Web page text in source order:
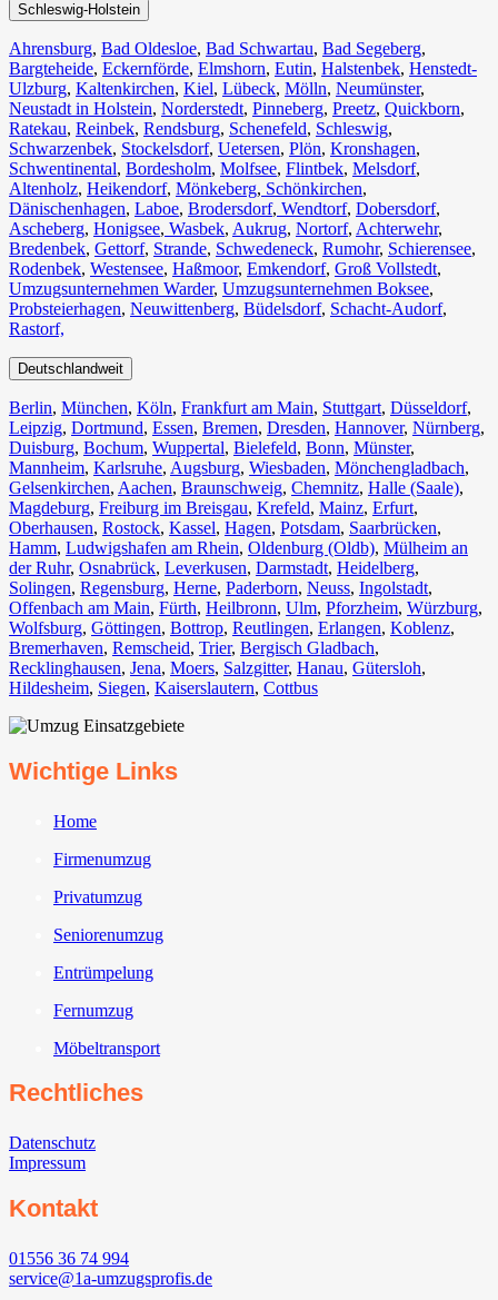
Schleswig-Holstein
Ahrensburg, Bad Oldesloe, Bad Schwartau, Bad Segeberg,
Bargteheide, Eckernförde, Elmshorn, Eutin, Halstenbek, Henstedt-
Ulzburg, Kaltenkirchen, Kiel, Lübeck, Mölln, Neumünster,
Neustadt in Holstein, Norderstedt, Pinneberg, Preetz, Quickborn,
Ratekau, Reinbek, Rendsburg, Schenefeld, Schleswig,
Schwarzenbek, Stockelsdorf, Uetersen, Plön, Kronshagen,
Schwentinental, Bordesholm, Molfsee, Flintbek, Melsdorf,
Altenholz, Heikendorf, Mönkeberg, Schönkirchen,
Dänischenhagen, Laboe, Brodersdorf, Wendtorf, Dobersdorf,
Ascheberg, Honigsee, Wasbek, Aukrug, Nortorf, Achterwehr,
Bredenbek, Gettorf, Strande, Schwedeneck, Rumohr, Schierensee,
Rodenbek, Westensee, Haßmoor, Emkendorf, Groß Vollstedt,
Umzugsunternehmen Warder, Umzugsunternehmen Boksee,
Probsteierhagen, Neuwittenberg, Büdelsdorf, Schacht-Audorf,
Rastorf,
Deutschlandweit
Berlin⁠, München, Köln⁠, Frankfurt am Main, Stuttgart, Düsseldorf,
Leipzig, Dortmund, Essen, Bremen, Dresden, Hannover, Nürnberg,
Duisburg⁠, Bochum, Wuppertal⁠, Bielefeld⁠, Bonn⁠, Münster⁠,
Mannheim, Karlsruhe, Augsburg, Wiesbaden⁠, Mönchengladbach⁠,
Gelsenkirchen⁠, Aachen⁠, Braunschweig, Chemnitz⁠, Halle (Saale)⁠,
Magdeburg, Freiburg im Breisgau⁠, Krefeld⁠, Mainz⁠, Erfurt,
Oberhausen⁠, Rostock⁠, Kassel⁠, Hagen, Potsdam, Saarbrücken⁠,
Hamm, Ludwigshafen am Rhein⁠, Oldenburg (Oldb), Mülheim an
der Ruhr, Osnabrück⁠, Leverkusen, Darmstadt⁠, Heidelberg,
Solingen, Regensburg, Herne⁠, Paderborn, Neuss, Ingolstadt,
Offenbach am Main, Fürth⁠, Heilbronn, Ulm⁠, Pforzheim, Würzburg,
Wolfsburg⁠, Göttingen, Bottrop, Reutlingen, Erlangen⁠, Koblenz,
Bremerhaven⁠, Remscheid, Trier⁠, Bergisch Gladbach,
Recklinghausen, Jena⁠, Moers⁠, Salzgitter⁠, Hanau, Gütersloh,
Hildesheim⁠, Siegen⁠, Kaiserslautern⁠, Cottbus⁠
Wichtige Links
Home
Firmenumzug
Privatumzug
Seniorenumzug
Entrümpelung
Fernumzug
Möbeltransport
Rechtliches
Datenschutz
Impressum
Kontakt
01556 36 74 994
service@1a-umzugsprofis.de